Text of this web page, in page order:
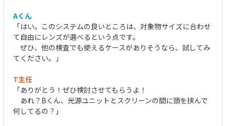
Aくん
「はい。このシステムの良いところは、対象物サイズに合わせ
て自由にレンズが選べるという点です。
ぜひ、他の検査でも使えるケースがありそうなら、試してみ
てください。」
T主任
「ありがとう！ぜひ検討させてもらうよ！
あれ？Bくん、光源ユニットとスクリーンの間に頭を挟んで
何してるの？」